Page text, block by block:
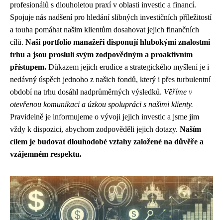
profesionálů s dlouholetou praxí v oblasti investic a financí.
Spojuje nás nadšení pro hledání slibných investičních příležitostí
a touha pomáhat našim klientům dosahovat jejich finančních
cílů. Naši portfolio manažeři disponují hlubokými znalostmi
trhu a jsou proslulí svým zodpovědným a proaktivním
přístupem. Důkazem jejich erudice a strategického myšlení je i
nedávný úspěch jednoho z našich fondů, který i přes turbulentní
období na trhu dosáhl nadprůměrných výsledků. Věříme v
otevřenou komunikaci a úzkou spolupráci s našimi klienty.
Pravidelně je informujeme o vývoji jejich investic a jsme jim
vždy k dispozici, abychom zodpověděli jejich dotazy. Naším
cílem je budovat dlouhodobé vztahy založené na důvěře a
vzájemném respektu.